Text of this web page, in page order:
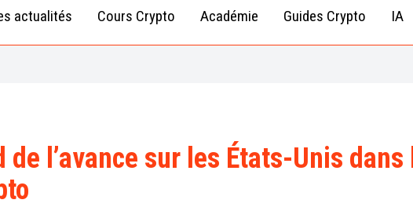
actualités
Crypto
Actu
Web3
Cours Crypto
(BTC)
XRP
(XRP)
Académie
Débutant
Intermédiaire
Guides Crypto IA
de l’avance sur les États-Unis dans